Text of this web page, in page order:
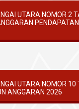
UTARA NOMOR 2
UTARA NOMOR
ANGGARAN 2026